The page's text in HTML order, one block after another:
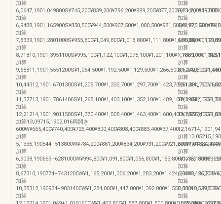
加算
6,0647,1901,049800S¥745,200¥839,200¥796,200¥889,200¥877,200¥971,200¥49,800
加算
加算
加算
加算
加算
加算
加算
加算13,09715,1902,016両開き
600W¥665,400¥740,400¥725,400¥800,400¥808,400¥883,400¥37,400
加算
加算
加算
加算
加算
加算
加算
加算
加算
加算
加算
加算
加算
加算
加算
加算
加算
加算
加算